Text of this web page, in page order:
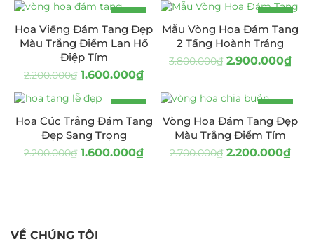
-27%
Hoa Viếng Đám Tang Đẹp
Màu Trắng Điểm Lan Hồ
Điệp Tím
2.200.000₫ 1.600.000₫
-24%
Mẫu Vòng Hoa Đám Tang
2 Tầng Hoành Tráng
3.800.000₫ 2.900.000₫
-27%
Hoa Cúc Trắng Đám Tang
Đẹp Sang Trọng
2.200.000₫ 1.600.000₫
-19%
Vòng Hoa Đám Tang Đẹp
Màu Trắng Điểm Tím
2.700.000₫ 2.200.000₫
VỀ CHÚNG TÔI